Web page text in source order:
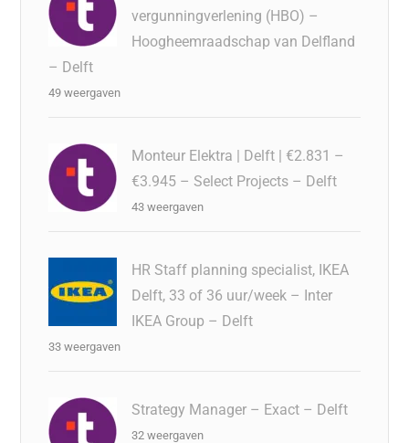
vergunningverlening (HBO) –
Hoogheemraadschap van Delfland
– Delft
49 weergaven
Monteur Elektra | Delft | €2.831 –
€3.945 – Select Projects – Delft
43 weergaven
HR Staff planning specialist, IKEA
Delft, 33 of 36 uur/week – Inter
IKEA Group – Delft
33 weergaven
Strategy Manager – Exact – Delft
32 weergaven